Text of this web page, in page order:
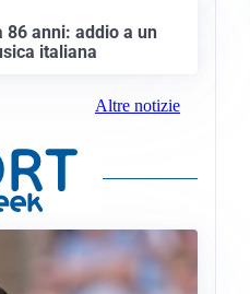
86 anni: addio a un
italiana
Altre notizie